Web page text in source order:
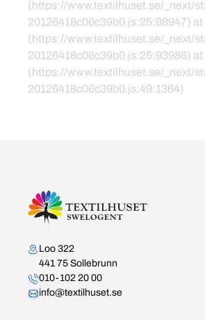
(https://www.textilhuset.se/_next/
20126418c06c39b0.js:25:98947) at
(https://www.textilhuset.se/_next/
20126418c06c39b0.js:25:93986) at
(https://www.textilhuset.se/_next/
20126418c06c39b0.js:49:1364)
Kontakta oss
Loo 322
441 75 Sollebrunn
010-102 20 00
info@textilhuset.se